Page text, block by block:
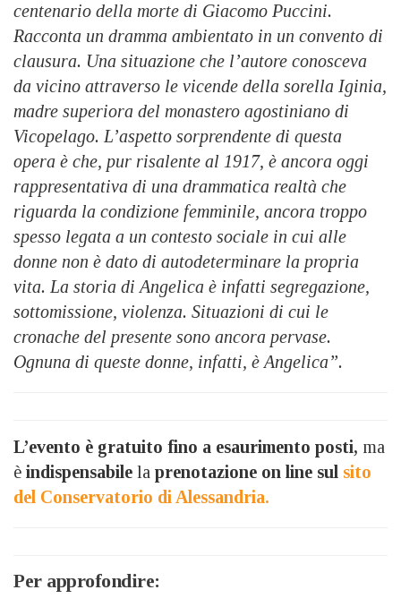
centenario della morte di Giacomo Puccini.
Racconta un dramma ambientato in un convento di
clausura. Una situazione che l’autore conosceva
da vicino attraverso le vicende della sorella Iginia,
madre superiora del monastero agostiniano di
Vicopelago. L’aspetto sorprendente di questa
opera è che, pur risalente al 1917, è ancora oggi
rappresentativa di una drammatica realtà che
riguarda la condizione femminile, ancora troppo
spesso legata a un contesto sociale in cui alle
donne non è dato di autodeterminare la propria
vita. La storia di Angelica è infatti segregazione,
sottomissione, violenza. Situazioni di cui le
cronache del presente sono ancora pervase.
Ognuna di queste donne, infatti, è Angelica”.
L’evento è gratuito fino a esaurimento posti, ma
è indispensabile la prenotazione on line sul sito
del Conservatorio di Alessandria.
Per approfondire: